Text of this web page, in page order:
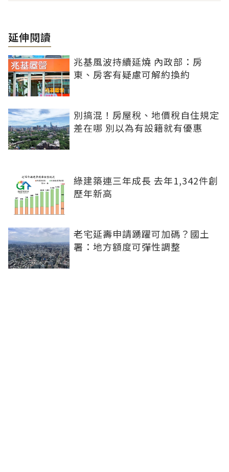
延伸閱讀
兆基風波持續延燒 內政部：房
東、房客有疑慮可解約換約
別搞混！房屋稅、地價稅自住規定
差在哪 別以為有設籍就有優惠
綠建築連三年成長 去年1,342件創
歷年新高
老宅延壽申請踴躍可加碼？國土
署：地方額度可彈性調整